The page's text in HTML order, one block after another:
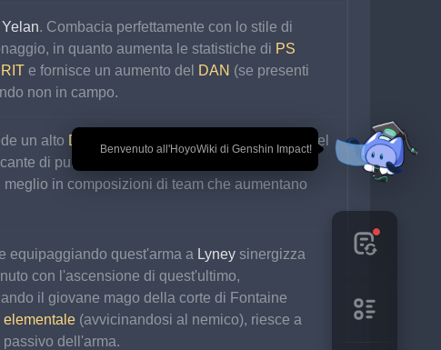
🎉 Benvenuto all'HoyoWiki di Genshin Impact!
Yelan. Combacia perfettamente con lo stile di
in quanto aumenta le statistiche di PS
e fornisce un aumento del DAN (se presenti
non in campo.
un alto DAN da CRIT
e un comodo aumento del
di punta come
meglio in composizioni di team che aumentano
equipaggiando quest'arma a Lyney sinergizza
con l'ascensione di quest'ultimo,
il giovane mago della corte di Fontaine
elementale (avvicinandosi al nemico), riesce a
dell'arma.